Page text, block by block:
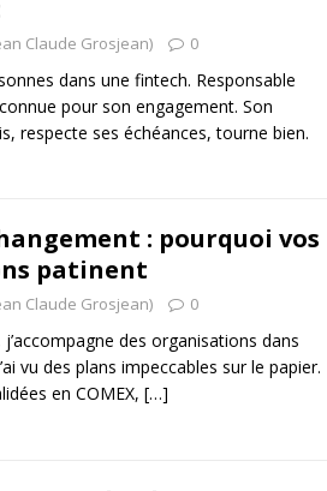
Claude Grosjean) 0
dans une fintech. Responsable
pour son engagement. Son
respecte ses échéances, tourne bien.
: pourquoi vos
patinent
Claude Grosjean) 0
des organisations dans
vu des plans impeccables sur le papier.
en COMEX, […]